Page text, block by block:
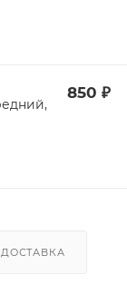
850 ₽
ДОСТАВКА